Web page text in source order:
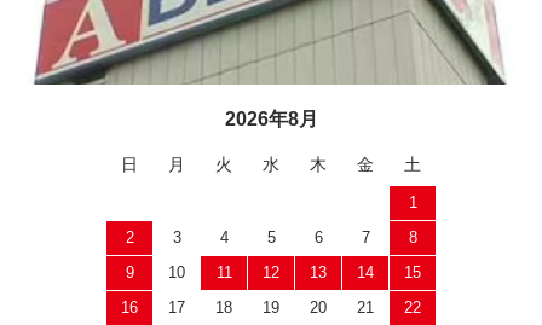
2026年8月
日 月 火 水 木 金 土
1
2
3 4 5 6 7
8
9
10 11 12 13 14
15
16
17 18 19 20 21
22